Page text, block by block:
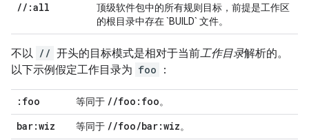
// :all
顶级软件包中的所有规则目标，前提是工作区
的根目录中存在 `BUILD` 文件。
不以 // 开头的目标模式是相对于当前工作目录解析的。
以下示例假定工作目录为 foo ：
:foo 等同于 //foo:foo。
bar:wiz 等同于 //foo/bar:wiz。